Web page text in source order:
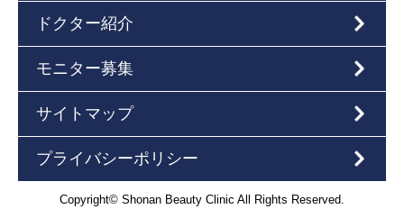
ドクター紹介
モニター募集
サイトマップ
プライバシーポリシー
Copyright© Shonan Beauty Clinic All Rights Reserved.